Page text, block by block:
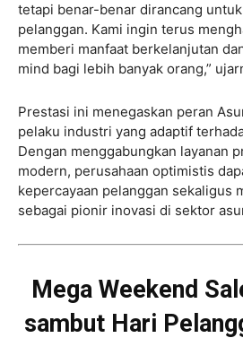
tetapi benar-benar dirancang
pelanggan. Kami ingin terus
memberi manfaat berkelanjutan
mind bagi lebih banyak orang,”
Prestasi ini menegaskan peran
pelaku industri yang adaptif
Dengan menggabungkan layanan
modern, perusahaan optimistis
kepercayaan pelanggan sekaligus
sebagai pionir inovasi di sektor
Mega Weekend
sambut Hari